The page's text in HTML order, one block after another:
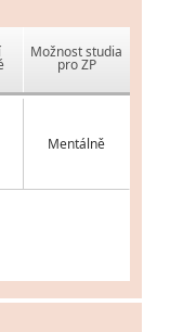
Možnost studia
pro ZP
Mentálně